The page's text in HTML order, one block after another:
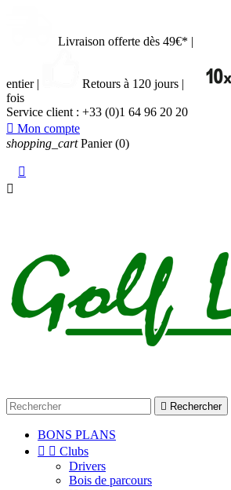
Livraison offerte dès 49€* |
entier | Retours à 120 jours |
fois
Service client : +33 (0)1 64 96 20 20
 Mon compte
shopping_cart Panier (0)


 Rechercher
BONS PLANS
  Clubs
Drivers
Bois de parcours